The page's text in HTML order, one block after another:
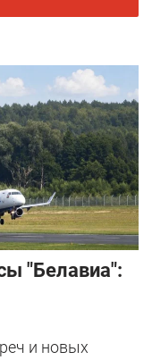
"Белавиа":
и новых